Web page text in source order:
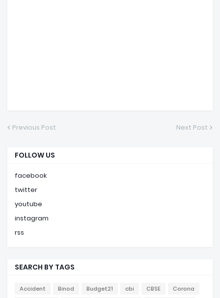
Previous Post Next Post
FOLLOW US
facebook
twitter
youtube
instagram
rss
SEARCH BY TAGS
Accident Binod Budget21 cbi CBSE Corona